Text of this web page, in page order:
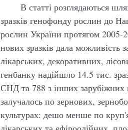
В статті розглядаються
зразків генофонду рослин до
рослин України протягом
нових зразків дала можливість
лікарських, декоративних,
генбанку надійшло 14.5 тис.
СНД та 788 з інших зарубіжних
залучалось по зернових,
культурах: дешо менше по